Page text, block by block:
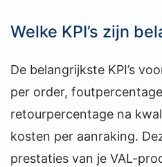
Welke KPI’s zijn
De belangrijkste KPI’s
per order,
retourpercentage na
kosten per aanraking.
prestaties van je VAL-